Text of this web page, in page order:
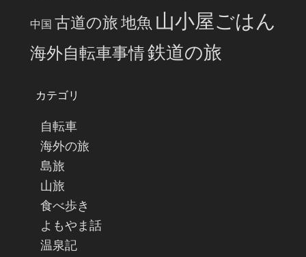
中国 古道の旅 地魚 山小屋ごはん
海外自転車事情鉄道の旅
カテゴリ
自転車
海外の旅
島旅
山旅
食べ歩き
よもやま話
温泉記